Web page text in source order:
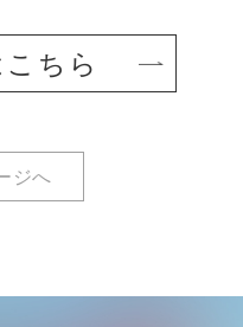
ちら
ジへ